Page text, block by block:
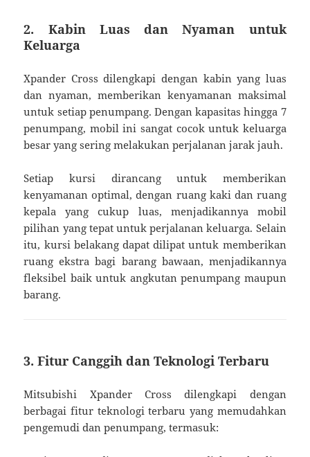
2. Kabin Luas dan Nyaman untuk
Keluarga
Xpander Cross dilengkapi dengan kabin yang luas
dan nyaman, memberikan kenyamanan maksimal
untuk setiap penumpang. Dengan kapasitas hingga 7
penumpang, mobil ini sangat cocok untuk keluarga
besar yang sering melakukan perjalanan jarak jauh.
Setiap kursi dirancang untuk memberikan
kenyamanan optimal, dengan ruang kaki dan ruang
kepala yang cukup luas, menjadikannya mobil
pilihan yang tepat untuk perjalanan keluarga. Selain
itu, kursi belakang dapat dilipat untuk memberikan
ruang ekstra bagi barang bawaan, menjadikannya
fleksibel baik untuk angkutan penumpang maupun
barang.
3. Fitur Canggih dan Teknologi Terbaru
Mitsubishi Xpander Cross dilengkapi dengan
berbagai fitur teknologi terbaru yang memudahkan
pengemudi dan penumpang, termasuk: